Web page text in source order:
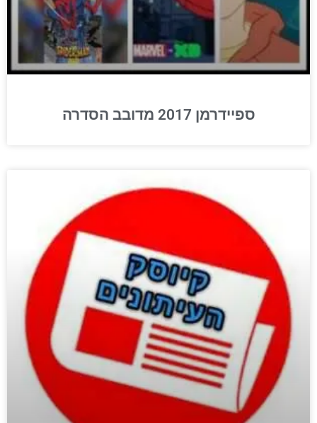
ספיידרמן 2017 מדובב הסדרה